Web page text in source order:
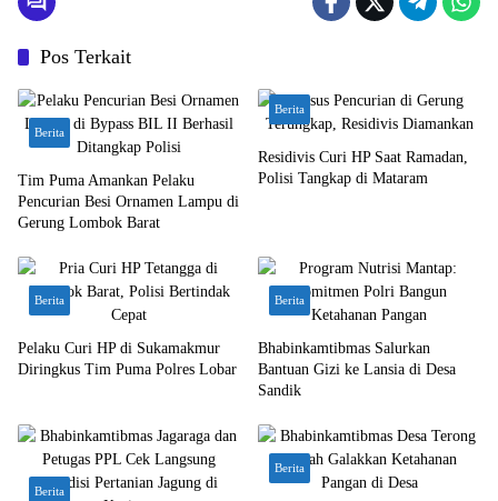
Pos Terkait
Berita
Tim Puma Amankan Pelaku
Pencurian Besi Ornamen Lampu di
Gerung Lombok Barat
Berita
Residivis Curi HP Saat Ramadan,
Polisi Tangkap di Mataram
Berita
Pelaku Curi HP di Sukamakmur
Diringkus Tim Puma Polres Lobar
Berita
Bhabinkamtibmas Salurkan
Bantuan Gizi ke Lansia di Desa
Sandik
Berita
Berita